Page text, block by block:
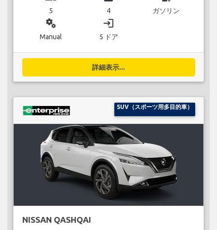
5 4 ガソリン
miscellaneous_services
Manual
login
5 ドア
詳細表示...
SUV（スポーツ用多目的車）
NISSAN QASHQAI